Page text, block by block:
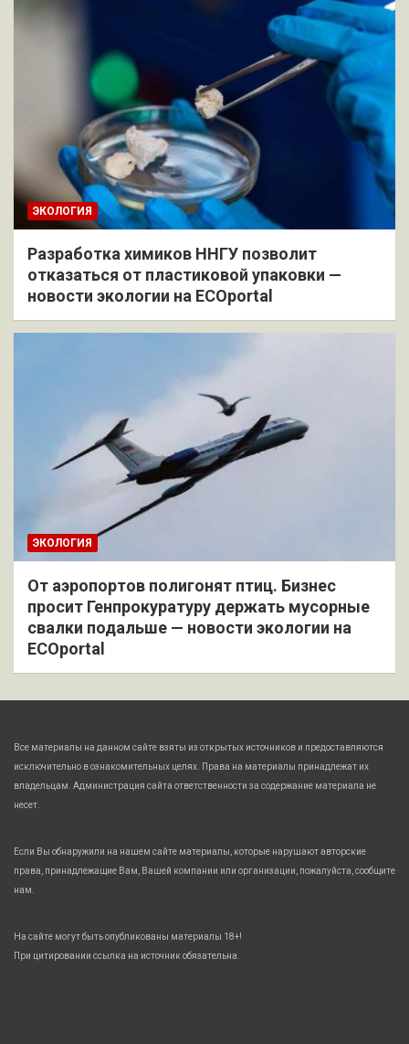
ЭКОЛОГИЯ
Разработка химиков ННГУ позволит
отказаться от пластиковой упаковки —
новости экологии на ECOportal
ЭКОЛОГИЯ
От аэропортов полигонят птиц. Бизнес
просит Генпрокуратуру держать мусорные
свалки подальше — новости экологии на
ECOportal
Все материалы на данном сайте взяты из открытых источников и предоставляются
исключительно в ознакомительных целях. Права на материалы принадлежат их
владельцам. Администрация сайта ответственности за содержание материала не
несет.
Если Вы обнаружили на нашем сайте материалы, которые нарушают авторские
права, принадлежащие Вам, Вашей компании или организации, пожалуйста, сообщите
нам.
На сайте могут быть опубликованы материалы 18+!
При цитировании ссылка на источник обязательна.